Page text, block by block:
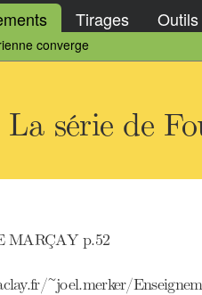
Tirages Outils
converge
série de
MARÇAY p.52
~joel.merker/